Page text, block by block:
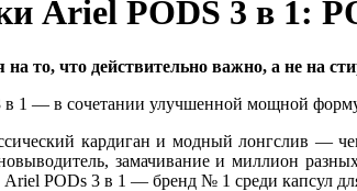
Ariel PODS 3 в 1:
то, что действительно важно, а не на
кардиган и модный лонгслив —
замачивание и миллион
Ariel PODs 3 в 1 — бренд № 1 среди капсул